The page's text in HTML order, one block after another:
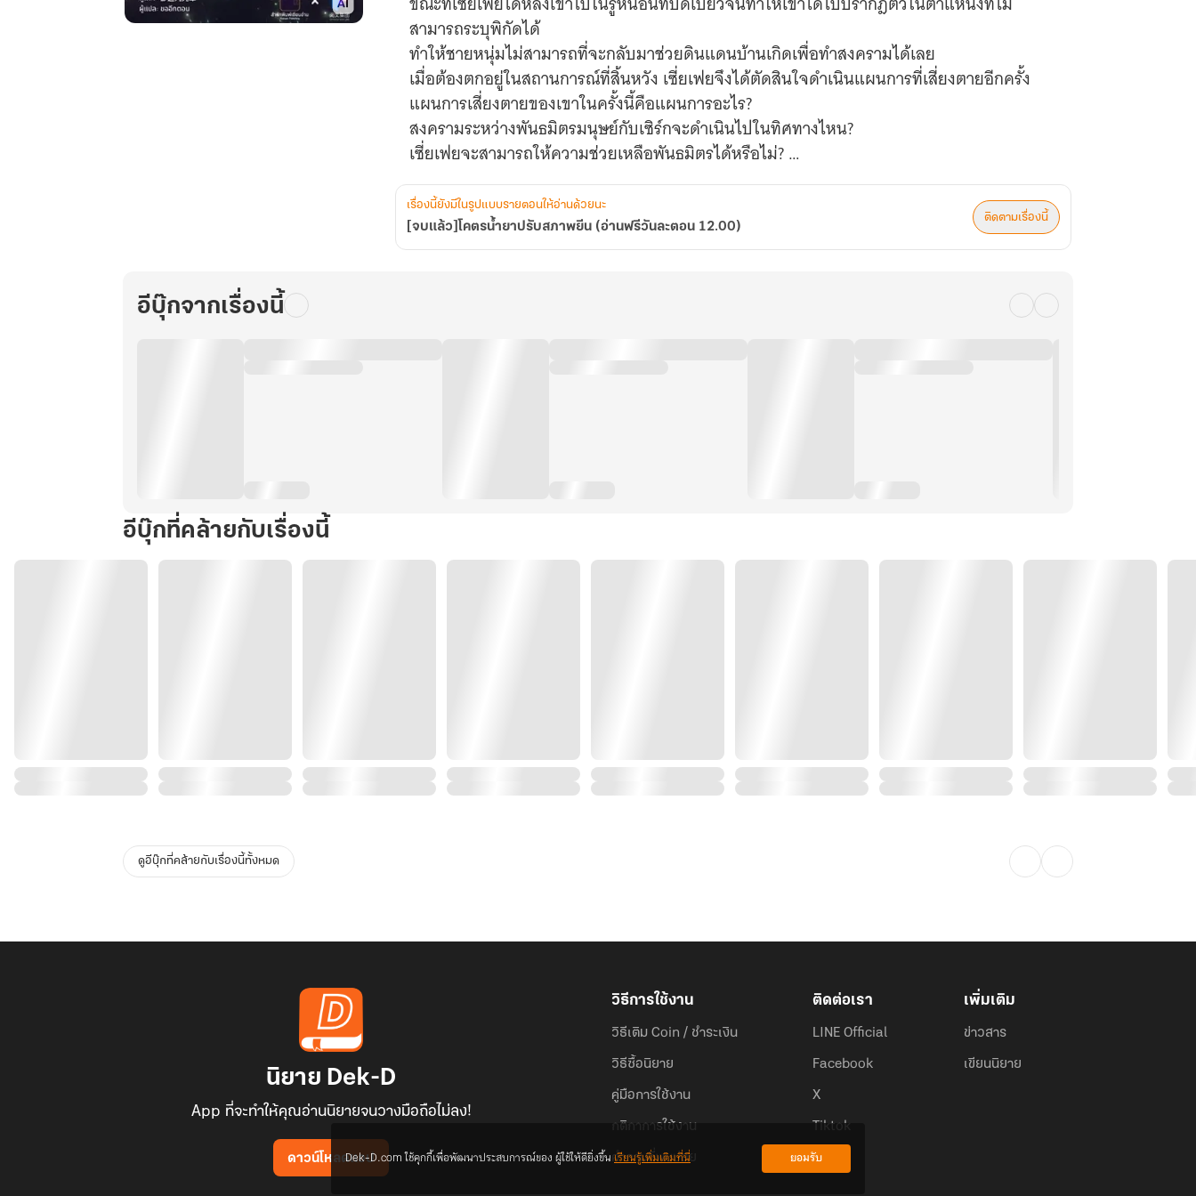
สามารถระบุพิกัดได้
ทำให้ชายหนุ่มไม่สามารถที่จะกลับมาช่วยดินแดนบ้านเกิดเพื่อทำสงครามได้เลย
เมื่อต้องตกอยู่ในสถานการณ์ที่สิ้นหวัง เซี่ยเฟยจึงได้ตัดสินใจดำเนินแผนการที่เสี่ยงตายอีกครั้ง
แผนการเสี่ยงตายของเขาในครั้งนี้คือแผนการอะไร?
สงครามระหว่างพันธมิตรมนุษย์กับเซิร์กจะดำเนินไปในทิศทางไหน?
เซี่ยเฟยจะสามารถให้ความช่วยเหลือพันธมิตรได้หรือไม่?
เชิญติดตามได้ภายในเล่ม!!!
**Trigger Warning**
- การใช้ถ้อยคำหยาบคาย
เรื่องนี้ยังมีในรูปแบบรายตอนให้อ่านด้วยนะ
[จบแล้ว]โคตรน้ำยาปรับสภาพยีน (อ่านฟรีวันละตอน 12.00)
ติดตามเรื่องนี้
อีบุ๊กจากเรื่องนี้
อีบุ๊กที่คล้ายกับเรื่องนี้
ดูอีบุ๊กที่คล้ายกับเรื่องนี้ทั้งหมด
นิยาย Dek-D
App ที่จะทำให้คุณอ่านนิยายจนวางมือถือไม่ลง!
ดาวน์โหลดแอป
วิธีการใช้งาน
วิธีเติม Coin / ชำระเงิน
วิธีซื้อนิยาย
คู่มือการใช้งาน
กติกาการใช้งาน
คำถามที่พบบ่อย
ติดต่อเรา
LINE Official
Facebook
X
Tiktok
เพิ่มเติม
ข่าวสาร
เขียนนิยาย
Dek-D.com ใช้คุกกี้เพื่อพัฒนาประสบการณ์ของ ผู้ใช้ให้ดียิ่งขึ้นเรียนรู้เพิ่มเติมที่นี่ ยอมรับ